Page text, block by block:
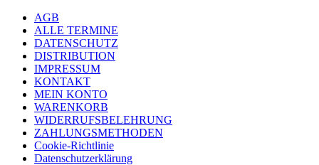
AGB
ALLE TERMINE
DATENSCHUTZ
DISTRIBUTION
IMPRESSUM
KONTAKT
MEIN KONTO
WARENKORB
WIDERRUFSBELEHRUNG
ZAHLUNGSMETHODEN
Cookie-Richtlinie
Datenschutzerklärung